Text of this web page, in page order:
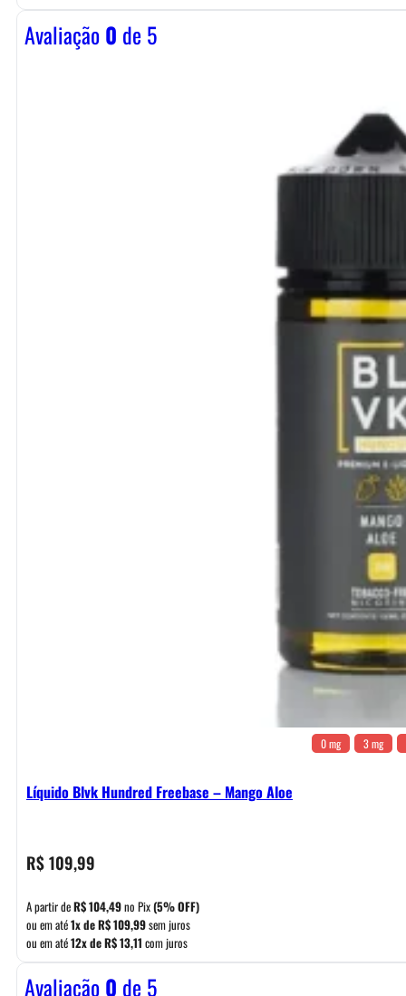
Avaliação0 de 5
0 mg 3 mg
Líquido Blvk Hundred Freebase – Mango Aloe
R$109,99
A partir deR$104,49no Pix(5% OFF)
ou em até1x deR$109,99sem juros
ou em até12x deR$13,11 com juros
Avaliação0 de 5